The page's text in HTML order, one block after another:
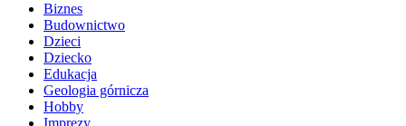
Biznes
Budownictwo
Dzieci
Dziecko
Edukacja
Geologia górnicza
Hobby